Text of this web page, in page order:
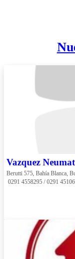
Vazquez
Berutti 575, Bahía Blanca,
0291 4558295 / 0291